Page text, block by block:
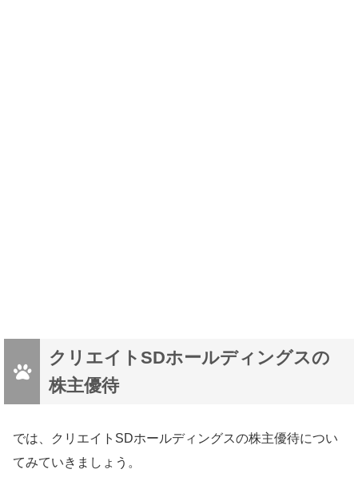
クリエイトSDホールディングスの
株主優待
では、クリエイトSDホールディングスの株主優待につい
てみていきましょう。